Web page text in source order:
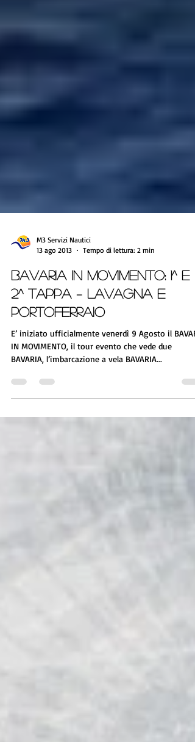
13 ago 2013
Tempo di lettura: 2 min
BAVARIA IN MOVIMENTO: 1^ e
2^ TAPPA – LAVAGNA e
PORTOFERRAIO
E’ iniziato ufficialmente venerdì 9 Agosto il
BAVARIA, l’imbarcazione a vela BAVARIA...